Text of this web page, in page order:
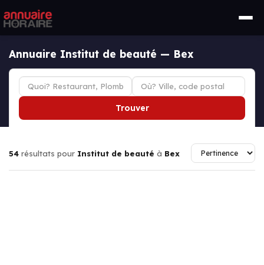
Annuaire Institut de beauté — Bex
Trouver
54 résultats pour Institut de beauté à Bex